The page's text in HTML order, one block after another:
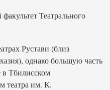
Театрального
Рустави (близ
однако большую часть
в Тбилисском
театра им. К.